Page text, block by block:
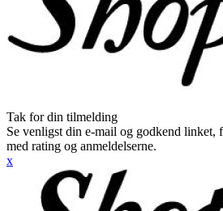
Tak for din tilmelding
Se venligst din e-mail og godkend linket,
med rating og anmeldelserne.
x